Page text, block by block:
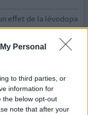
Personal
to third parties, or
information for
the below opt-out
note that after your
effet de la lévodopa
0 réactions